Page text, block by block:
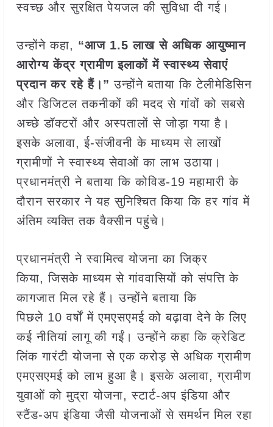
स्वच्छ और सुरक्षित पेयजल की सुविधा दी गई।
उन्होंने कहा, “आज 1.5लाख से अधिक आयुष्मान
आरोग्य केंद्र ग्रामीण इलाकों में स्वास्थ्य सेवाएं
प्रदान कर रहे हैं।” उन्होंने बताया कि टेलीमेडिसिन
और डिजिटल तकनीकों की मदद से गांवों को सबसे
अच्छे डॉक्टरों और अस्पतालों से जोड़ा गया है।
इसके अलावा, ई-संजीवनी के माध्यम से लाखों
ग्रामीणों ने स्वास्थ्य सेवाओं का लाभ उठाया।
प्रधानमंत्री ने बताया कि कोविड-19 महामारी के
दौरान सरकार ने यह सुनिश्चित किया कि हर गांव में
अंतिम व्यक्ति तक वैक्सीन पहुंचे।
प्रधानमंत्री ने स्वामित्व योजना का जिक्र
किया, जिसके माध्यम से गांववासियों को संपत्ति के
कागजात मिल रहे हैं। उन्होंने बताया कि
पिछले 10 वर्षों में एमएसएमई को बढ़ावा देने के लिए
कई नीतियां लागू की गईं। उन्होंने कहा कि क्रेडिट
लिंक गारंटी योजना से एक करोड़ से अधिक ग्रामीण
एमएसएमई को लाभ हुआ है। इसके अलावा, ग्रामीण
युवाओं को मुद्रा योजना, स्टार्ट-अप इंडिया और
स्टैंड-अप इंडिया जैसी योजनाओं से समर्थन मिल रहा